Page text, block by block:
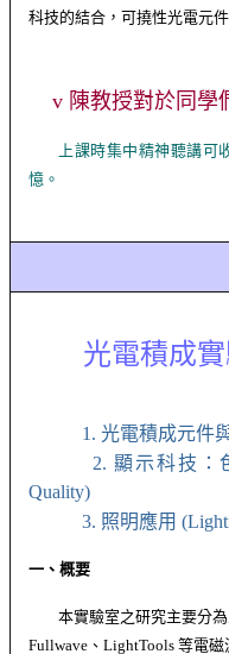
科技的結合，可撓性光電元
v 陳教授對於同學
上課時集中精神聽講
憶。
光電積成
1. 光電積成元件
2.顯示科技：
Quality)
3. 照明應用
一、概要
本實驗室之研究主要分
Fullwave 、 LightTools 等電磁